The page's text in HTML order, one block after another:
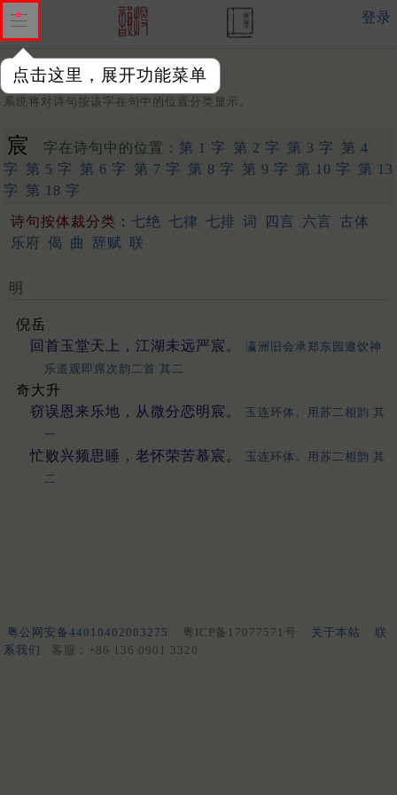
点击这里，展开功能菜单
登录
字：
系统将对诗句按该字在句中的位置分类显示。
宸 字在诗句中的位置： 第 1 字 第 2 字 第 3 字
第 4
字
第 5 字 第 6 字 第 7 字 第 8 字 第 9 字 第 10 字
第 13
字
第 18 字
诗句按体裁分类： 七绝 七律 七排 词 四言 六言 古体
乐府 偈 曲 辞赋 联
明
倪岳
回首玉堂天上，江湖未远严宸。
瀛洲旧会承郑东园邀饮神
乐道观即席次韵二首 其二
奇大升
窃误恩来乐地，从微分恋明宸。
玉连环体。用苏二相韵 其
一
忙败兴频思睡，老怀荣苦慕宸。
玉连环体。用苏二相韵 其
二
粤公网安备44010402003275 粤ICP备17077571号 关于本站
联
系我们
客服：+86 136 0901 3320